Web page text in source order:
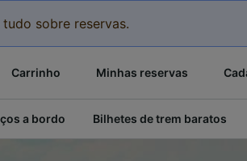
sobre reservas.
Carrinho Minhas reservas
a bordo Bilhetes de trem baratos